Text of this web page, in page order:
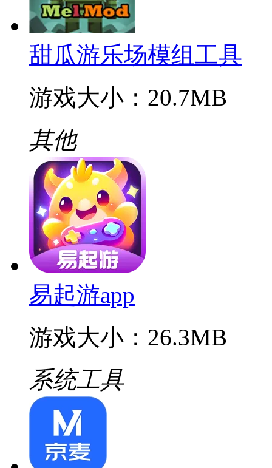
甜瓜游乐场模组工具
游戏大小：20.7MB
其他
易起游app
游戏大小：26.3MB
系统工具